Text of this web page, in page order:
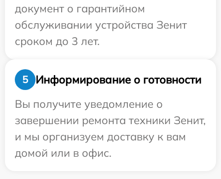
документ о гарантийном
обслуживании устройства Зенит
сроком до 3 лет.
5
Информирование о готовности
Вы получите уведомление о
завершении ремонта техники Зенит,
и мы организуем доставку к вам
домой или в офис.